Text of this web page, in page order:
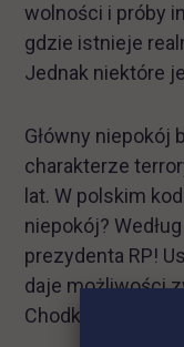
wolności i próby
gdzie istnieje
Jednak niektóre
Główny
charakterze
lat. W polskim
niepokój?
prezydenta RP!
daje możliwości
Chodkowskiej.